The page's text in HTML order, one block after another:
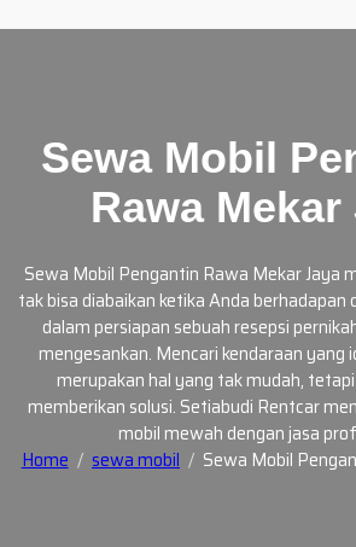
Sewa Mobil
Rawa Mekar
Sewa Mobil Pengantin Rawa Mekar Jaya
tak bisa diabaikan ketika Anda berhadapan
dalam persiapan sebuah resepsi
mengesankan. Mencari kendaraan yang
merupakan hal yang tak mudah,
memberikan solusi. Setiabudi Rentcar
mobil mewah dengan jasa
Home
sewa mobil Sewa Mobil